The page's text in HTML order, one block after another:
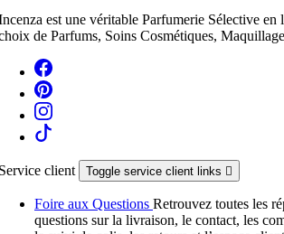
est une véritable Parfumerie Sélective
de Parfums, Soins Cosmétiques,
client Toggle service client links 
Foire aux Questions Retrouvez toutes les
questions sur la livraison, le contact, les